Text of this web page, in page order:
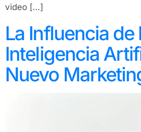
video […]
La Influencia de
Inteligencia
Nuevo